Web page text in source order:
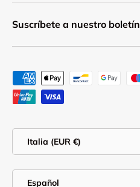
Suscríbete a nuestro boletín
Formas de pago aceptadas
Italia (EUR €)
Español